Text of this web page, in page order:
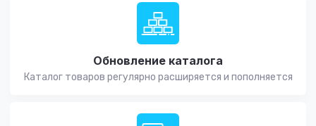
Обновление каталога
Каталог товаров регулярно расширяется и пополняется